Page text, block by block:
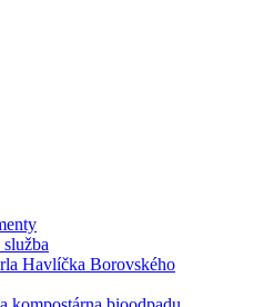
Havlíčka Borovského